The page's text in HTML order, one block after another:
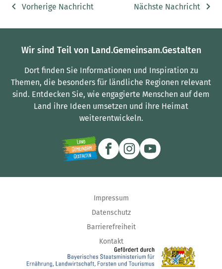
Vorherige Nachricht Nächste Nachricht
Wir sind Teil von Land.Gemeinsam.Gestalten
Dort finden Sie Informationen und Inspiration zu
Themen, die besonders für ländliche Regionen relevant
sind. Entdecken Sie, wie engagierte Menschen auf dem
Land ihre Ideen umsetzen und ihre Heimat
weiterentwickeln.
Impressum
Datenschutz
Barrierefreiheit
Kontakt